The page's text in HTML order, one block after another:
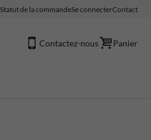
Statut de la commandeSe connecterContact
Contactez-nous Panier